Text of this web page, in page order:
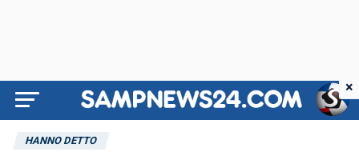
HANNO DETTO
×